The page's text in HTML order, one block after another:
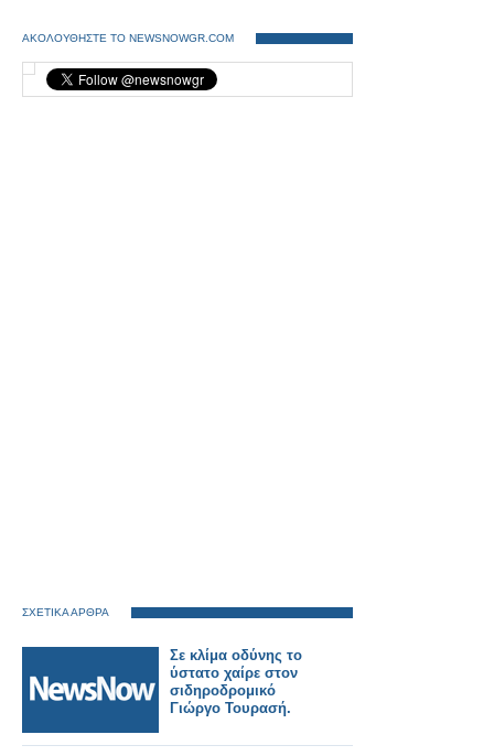
ΑΚΟΛΟΥΘΗΣΤΕ ΤΟ NEWSNOWGR.COM
ΣΧΕΤΙΚΑ ΑΡΘΡΑ
Σε κλίμα οδύνης το
ύστατο χαίρε στον
σιδηροδρομικό
Γιώργο Τουρασή.